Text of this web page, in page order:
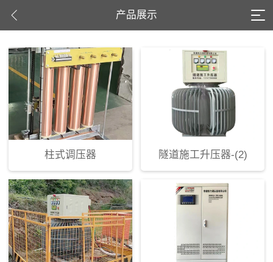
产品展示
柱式调压器 隧道施工升压器-(2)